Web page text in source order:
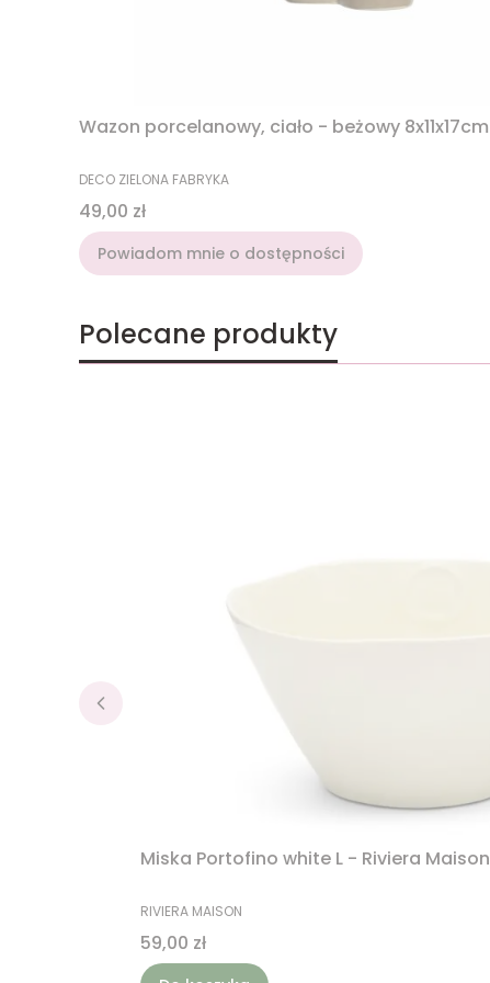
Wazon porcelanowy, ciało - beżowy 8x11x17cm
PRODUCENT
DECO ZIELONA FABRYKA
Cena
49,00 zł
Powiadom mnie o dostępności
Polecane produkty
Miska Portofino white L - Riviera Maison
PRODUCENT
RIVIERA MAISON
Cena
59,00 zł